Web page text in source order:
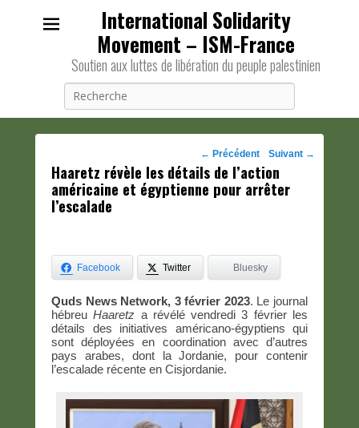
International Solidarity
Movement – ISM-France
Soutien aux luttes de libération du peuple palestinien
Navigation
des
posts
← Précédent Suivant →
Haaretz révèle les détails de l’action
américaine et égyptienne pour arrêter
l’escalade
Facebook Twitter Bluesky
Quds News Network, 3 février 2023. Le journal
hébreuHaaretz a révélé vendredi 3 février les
détails des initiatives américano-égyptiens qui
sont déployées en coordination avec d’autres
pays arabes, dont la Jordanie, pour contenir
l’escalade récente en Cisjordanie.